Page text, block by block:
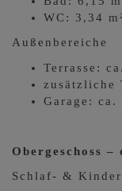
WC: 3,34 m²
Außenbereiche
Terrasse:
zusätzliche
Garage: ca.
Obergeschoss –
Schlaf- &